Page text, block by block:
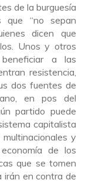
de la burguesía
que “no sepan
dicen que
Unos y otros
a las
resistencia,
dos fuentes de
en pos del
partido puede
capitalista
y
de los
que se tomen
irán en contra de